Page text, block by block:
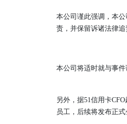
本公司谨此强调，本
责，并保留诉诸法律追
本公司将适时就与事
另外，据51信用卡
员工，后续将发布正式